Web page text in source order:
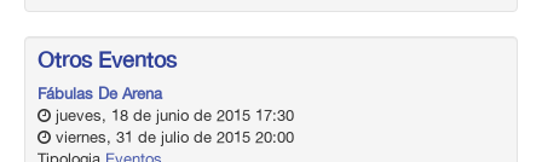
Otros Eventos
Fábulas De Arena
jueves, 18 de junio de 2015 17:30
viernes, 31 de julio de 2015 20:00